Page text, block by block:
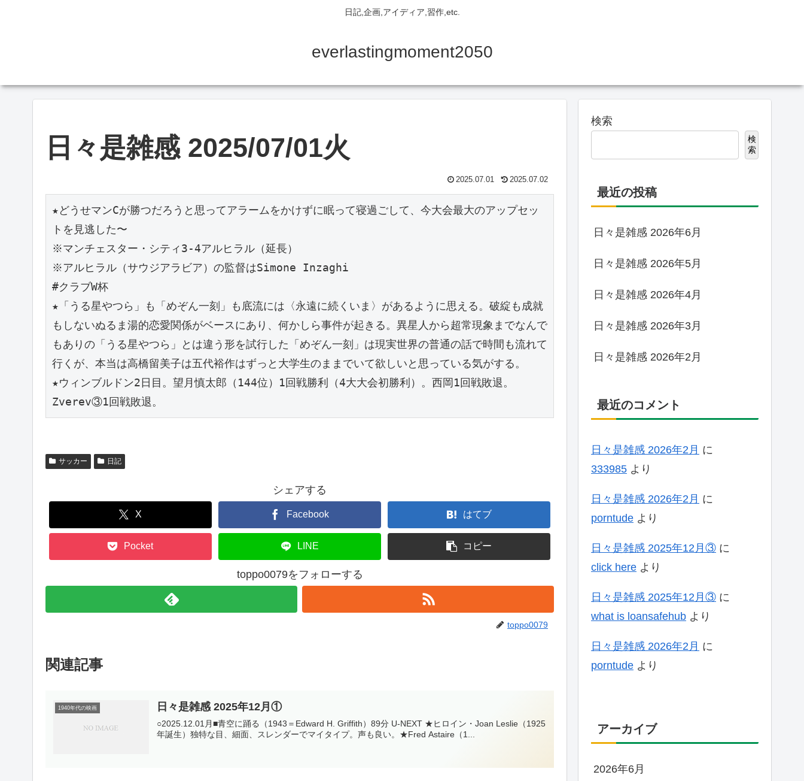
日記,企画,アイディア,習作,etc.
everlastingmoment2050
日々是雑感 2025/07/01火
2025.07.01 2025.07.02
★どうせマンCが勝つだろうと思ってアラームをかけずに眠って寝過ごして、今大会最大のアップセッ
トを見逃した〜
※マンチェスター・シティ3-4アルヒラル（延長）
※アルヒラル（サウジアラビア）の監督はSimone Inzaghi
#クラブW杯
★「うる星やつら」も「めぞん一刻」も底流には〈永遠に続くいま〉があるように思える。破綻も成就
もしないぬるま湯的恋愛関係がベースにあり、何かしら事件が起きる。異星人から超常現象までなんで
もありの「うる星やつら」とは違う形を試行した「めぞん一刻」は現実世界の普通の話で時間も流れて
行くが、本当は高橋留美子は五代裕作はずっと大学生のままでいて欲しいと思っている気がする。
★ウィンブルドン2日目。望月慎太郎（144位）1回戦勝利（4大大会初勝利）。西岡1回戦敗退。
Zverev③1回戦敗退。
サッカー 日記
シェアする
X Facebook はてブ
Pocket LINE コピー
toppo0079をフォローする
toppo0079
関連記事
1940年代の映画 日々是雑感 2025年12月①
○2025.12.01月■青空に踊る（1943＝Edward H. Griffith）89分 U-NEXT ★ヒロイン・Joan Leslie（1925
年誕生）独特な目、細面、スレンダーでマイタイプ。声も良い。★Fred Astaire（1...
検索
検
索
最近の投稿
日々是雑感 2026年6月
日々是雑感 2026年5月
日々是雑感 2026年4月
日々是雑感 2026年3月
日々是雑感 2026年2月
最近のコメント
日々是雑感 2026年2月 に
333985 より
日々是雑感 2026年2月 に
porntude より
日々是雑感 2025年12月③ に
click here より
日々是雑感 2025年12月③ に
what is loansafehub より
日々是雑感 2026年2月 に
porntude より
アーカイブ
2026年6月